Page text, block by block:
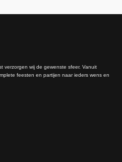
verzorgen wij de gewenste sfeer. Vanuit
feesten en partijen naar ieders wens en